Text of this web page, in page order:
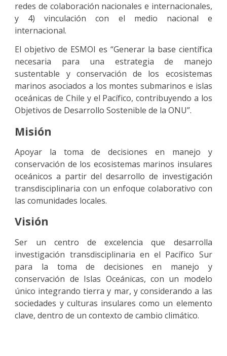
redes de colaboración nacionales e internacionales,
y 4) vinculación con el medio nacional e
internacional.
El objetivo de ESMOI es “Generar la base científica
necesaria para una estrategia de manejo
sustentable y conservación de los ecosistemas
marinos asociados a los montes submarinos e islas
oceánicas de Chile y el Pacífico, contribuyendo a los
Objetivos de Desarrollo Sostenible de la ONU”.
Misión
Apoyar la toma de decisiones en manejo y
conservación de los ecosistemas marinos insulares
oceánicos a partir del desarrollo de investigación
transdisciplinaria con un enfoque colaborativo con
las comunidades locales.
Visión
Ser un centro de excelencia que desarrolla
investigación transdisciplinaria en el Pacífico Sur
para la toma de decisiones en manejo y
conservación de Islas Oceánicas, con un modelo
único integrando tierra y mar, y considerando a las
sociedades y culturas insulares como un elemento
clave, dentro de un contexto de cambio climático.